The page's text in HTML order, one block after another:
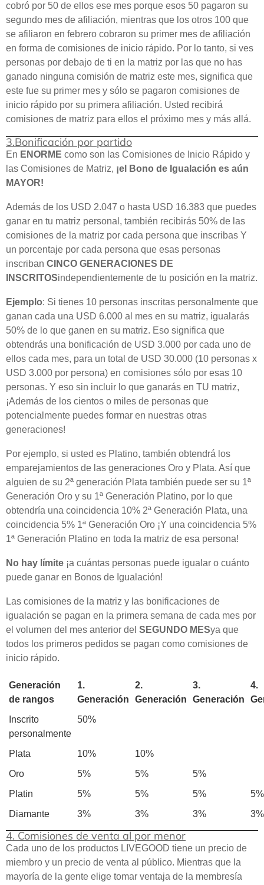
cobró por 50 de ellos ese mes porque esos 50 pagaron su
segundo mes de afiliación, mientras que los otros 100 que
se afiliaron en febrero cobraron su primer mes de afiliación
en forma de comisiones de inicio rápido. Por lo tanto, si ves
personas por debajo de ti en la matriz por las que no has
ganado ninguna comisión de matriz este mes, significa que
este fue su primer mes y sólo se pagaron comisiones de
inicio rápido por su primera afiliación. Usted recibirá
comisiones de matriz para ellos el próximo mes y más allá.
3.Bonificación por partido
En ENORME como son las Comisiones de Inicio Rápido y
las Comisiones de Matriz, ¡el Bono de Igualación es aún
MAYOR!
Además de los USD 2.047 o hasta USD 16.383 que puedes
ganar en tu matriz personal, también recibirás 50% de las
comisiones de la matriz por cada persona que inscribas Y
un porcentaje por cada persona que esas personas
inscriban CINCO GENERACIONES DE
INSCRITOSindependientemente de tu posición en la matriz.
Ejemplo: Si tienes 10 personas inscritas personalmente que
ganan cada una USD 6.000 al mes en su matriz, igualarás
50% de lo que ganen en su matriz. Eso significa que
obtendrás una bonificación de USD 3.000 por cada uno de
ellos cada mes, para un total de USD 30.000 (10 personas x
USD 3.000 por persona) en comisiones sólo por esas 10
personas. Y eso sin incluir lo que ganarás en TU matriz,
¡Además de los cientos o miles de personas que
potencialmente puedes formar en nuestras otras
generaciones!
Por ejemplo, si usted es Platino, también obtendrá los
emparejamientos de las generaciones Oro y Plata. Así que
alguien de su 2ª generación Plata también puede ser su 1ª
Generación Oro y su 1ª Generación Platino, por lo que
obtendría una coincidencia 10% 2ª Generación Plata, una
coincidencia 5% 1ª Generación Oro ¡Y una coincidencia 5%
1ª Generación Platino en toda la matriz de esa persona!
No hay límite ¡a cuántas personas puede igualar o cuánto
puede ganar en Bonos de Igualación!
Las comisiones de la matriz y las bonificaciones de
igualación se pagan en la primera semana de cada mes por
el volumen del mes anterior del SEGUNDO MESya que
todos los primeros pedidos se pagan como comisiones de
inicio rápido.
Generación
de rangos
1.
Generación
2.
Generación
3.
Generación
4.
Inscrito
personalmente
50%
Plata 10%
10%
Oro
5% 5%
5%
Platin
5% 5% 5%
5%
Diamante
3% 3% 3% 3%
4. Comisiones de venta al por menor
Cada uno de los productos LIVEGOOD tiene un precio de
miembro y un precio de venta al público. Mientras que la
mayoría de la gente elige tomar ventaja de la membresía